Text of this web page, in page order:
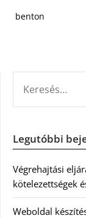
benton
Legutóbbi
Végrehajtási
kötelezettségek
Weboldal